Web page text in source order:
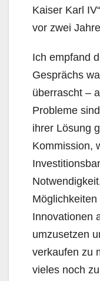
Kaiser Karl
vor zwei
Ich empfand
Gesprächs
überrascht –
Probleme
ihrer Lösung
Kommission,
Innovationen
umzusetzen
verkaufen zu
vieles noch